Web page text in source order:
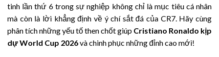
tinh lần thứ 6 trong sự nghiệp không chỉ là mục tiêu cá nhân
mà còn là lời khẳng định về ý chí sắt đá của CR7. Hãy cùng
phân tích những yếu tố then chốt giúp Cristiano Ronaldo kịp
dự World Cup 2026và chinh phục những đỉnh cao mới!